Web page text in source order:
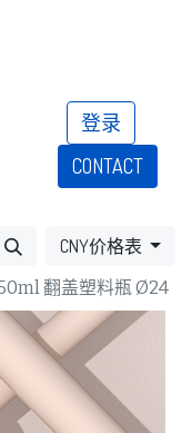
登录
CONTACT​​​​​​​​​​
CNY价格表
翻盖塑料瓶 Ø24